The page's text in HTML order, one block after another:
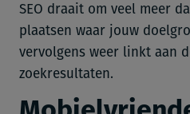
SEO draait om veel meer
plaatsen waar jouw
vervolgens weer linkt aan
zoekresultaten.